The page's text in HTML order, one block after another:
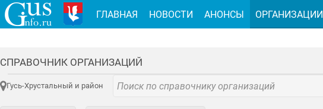
СПРАВОЧНИК ОРГАНИЗАЦИЙ
Гусь-Хрустальный и район
ГЛАВНАЯ НОВОСТИ АНОНСЫ ОРГАНИЗАЦИИ